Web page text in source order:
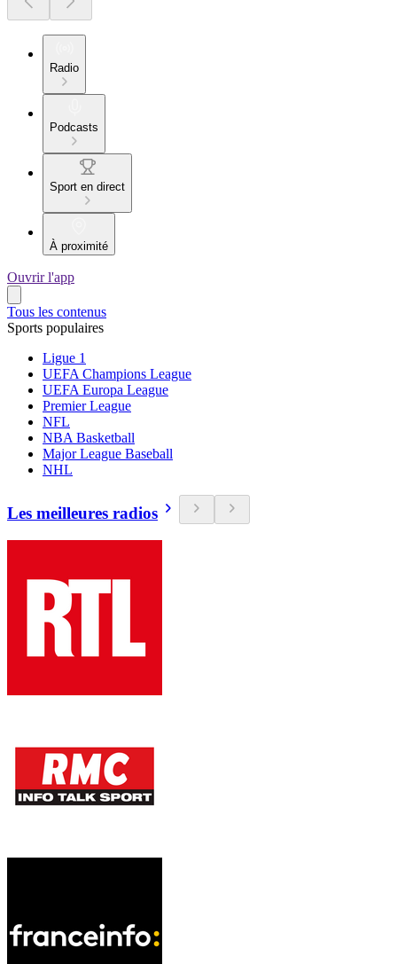
Radio
Podcasts
Sport en direct
À proximité
Ouvrir l'app
Tous les contenus
Sports populaires
Ligue 1
UEFA Champions League
UEFA Europa League
Premier League
NFL
NBA Basketball
Major League Baseball
NHL
Les meilleures radios